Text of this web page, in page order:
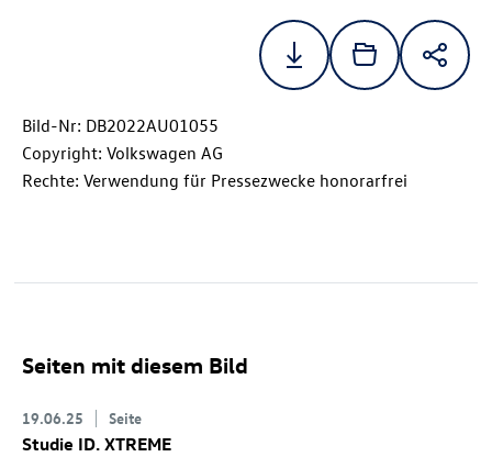
Bild-Nr: DB2022AU01055
Copyright: Volkswagen AG
Rechte: Verwendung für Pressezwecke honorarfrei
Seiten mit diesem Bild
19.06.25 Seite
Studie ID. XTREME